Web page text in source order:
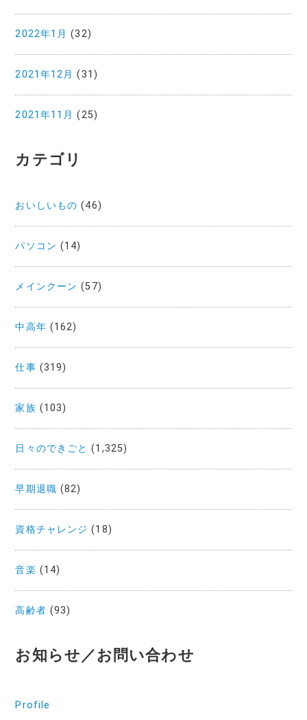
2022年1月 (32)
2021年12月 (31)
2021年11月 (25)
カテゴリ
おいしいもの (46)
パソコン (14)
メインクーン (57)
中高年 (162)
仕事 (319)
家族 (103)
日々のできごと (1,325)
早期退職 (82)
資格チャレンジ (18)
音楽 (14)
高齢者 (93)
お知らせ／お問い合わせ
Profile